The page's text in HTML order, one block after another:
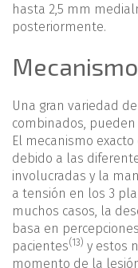
hasta 2,5 mm
posteriormente.
Una gran variedad
combinados,
El mecanismo
debido a las
involucradas y la
a tensión en los 3
muchos casos, la
basa en
pacientes(13) y estos
momento de la